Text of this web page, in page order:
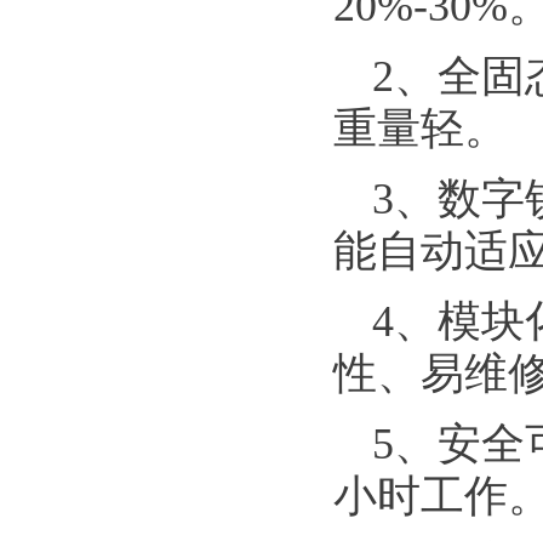
2、全固
重量轻。
3、数字
能自动适
4、模块
性、易维
5、安全
小时工作